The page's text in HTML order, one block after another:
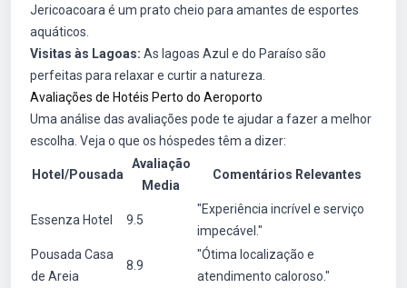
Jericoacoara é um prato cheio para amantes de esportes
aquáticos.
Visitas às Lagoas: As lagoas Azul e do Paraíso são
perfeitas para relaxar e curtir a natureza.
Avaliações de Hotéis Perto do Aeroporto
Uma análise das avaliações pode te ajudar a fazer a melhor
escolha. Veja o que os hóspedes têm a dizer:
Hotel/Pousada
Avaliação
Media
Comentários Relevantes
Essenza Hotel 9.5
"Experiência incrível e serviço
impecável."
Pousada Casa
de Areia
8.9
"Ótima localização e
atendimento caloroso."